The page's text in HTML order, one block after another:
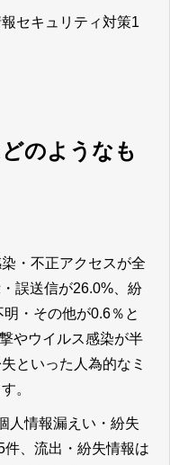
セキュリティ対策1
のようなも
・不正アクセスが全
誤送信が26.0%、紛
・その他が0.6％と
やウイルス感染が半
といった人為的なミ
。
情報漏えい・紛失
、流出・紛失情報は